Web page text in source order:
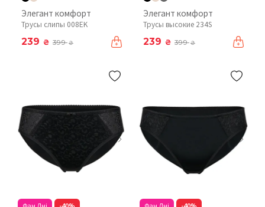
Элегант комфорт
Трусы слипы 008EK
239 ₴ 399₴
Элегант комфорт
Трусы высокие 234S
239 ₴ 399₴